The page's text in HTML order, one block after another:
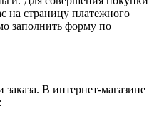
на страницу платежного
заполнить форму по
В интернет-магазине